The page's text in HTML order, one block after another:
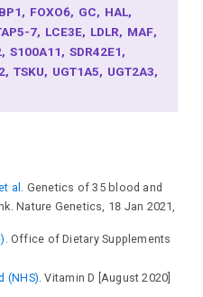
FOXO6 GC HAL
7 LCE3E LDLR MAF
S100A11 SDR42E1
TSKU UGT1A5 UGT2A3
al.
Genetics of 35 blood and
Nature Genetics, 18 Jan 2021,
Office of Dietary Supplements
(NHS). Vitamin D [August 2020]